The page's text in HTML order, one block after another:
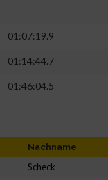
01:07:19.9
01:14:44.7
01:46:04.5
Nachname
Scheck